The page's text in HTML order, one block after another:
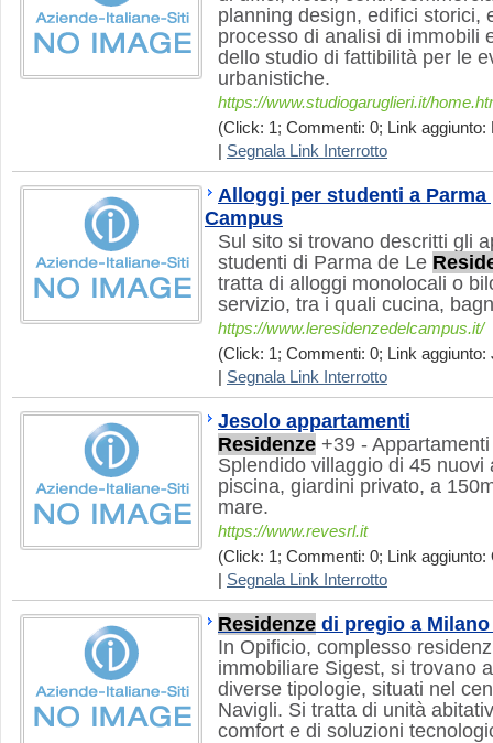
planning design, edifici storici,
processo di analisi di immobili
dello studio di fattibilità per le
urbanistiche.
https://www.studiogaruglieri.it/
(Click: 1; Commenti: 0; Link aggiunto:
Segnala Link Interrotto
Alloggi per studenti a
Campus
Sul sito si trovano descritti gli
studenti di Parma de Le
tratta di alloggi monolocali o
servizio, tra i quali cucina,
https://www.leresidenzedelcampus.it/
(Click: 1; Commenti: 0; Link aggiunto:
Segnala Link Interrotto
Jesolo appartamenti
Residenze +39 -
Splendido villaggio di 45 nuovi
piscina, giardini privato, a
mare.
https://www.revesrl.it
(Click: 1; Commenti: 0; Link aggiunto:
Segnala Link Interrotto
Residenze di pregio a
In Opificio, complesso
immobiliare Sigest, si trovano
diverse tipologie, situati nel
Navigli. Si tratta di unità
comfort e di soluzioni